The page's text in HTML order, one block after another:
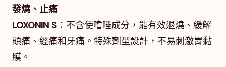
發燒、止痛
LOXONIN S ：不含使嗜睡成分，能有效退燒、緩解
頭痛、經痛和牙痛。特殊劑型設計，不易刺激胃黏
膜。